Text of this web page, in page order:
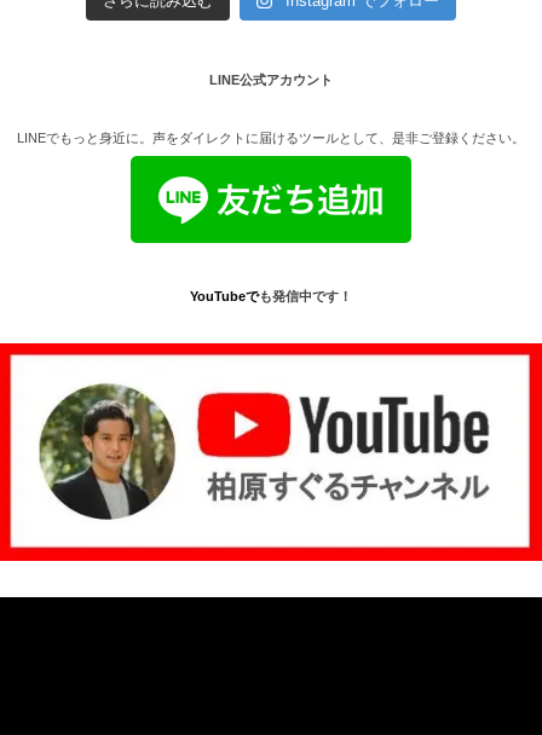
LINE公式アカウント
LINEでもっと身近に。声をダイレクトに届けるツールとして、是非ご登録ください。
YouTubeでも発信中です！